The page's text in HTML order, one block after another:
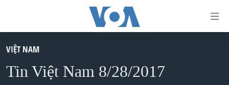
dẫn
truy
cập
TRANG CHỦ
VIỆT NAM
VIỆT NAM
Tin Việt Nam 8/28/2017